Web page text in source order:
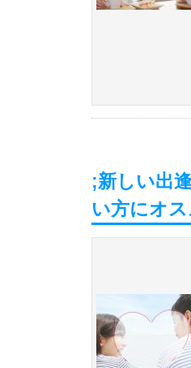
;新しい出
い方にオ